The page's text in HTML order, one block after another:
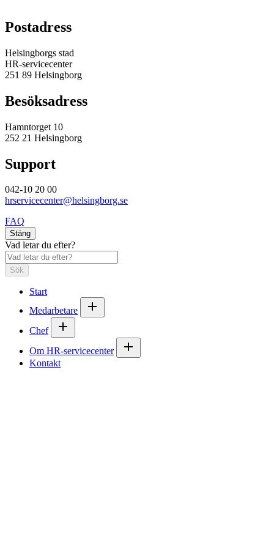
Postadress
Helsingborgs stad
HR-servicecenter
251 89 Helsingborg
Besöksadress
Hamntorget 10
252 21 Helsingborg
Support
042-10 20 00
hrservicecenter@helsingborg.se
FAQ
Stäng
Vad letar du efter?
Sök
Start
Medarbetare
Chef
Om HR-servicecenter
Kontakt